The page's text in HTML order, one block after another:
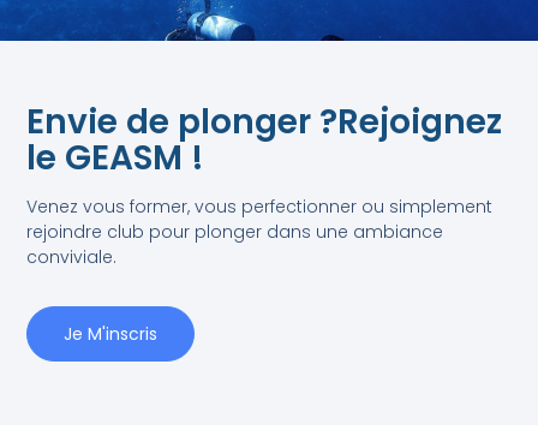
Envie de plonger ?Rejoignez
le GEASM !
Venez vous former, vous perfectionner ou simplement
rejoindre club pour plonger dans une ambiance
conviviale.
Je M'inscris